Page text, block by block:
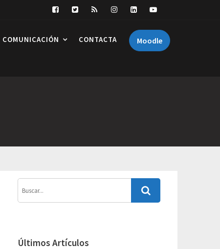
Moodle
COMUNICACIÓN CONTACTA
Últimos Artículos